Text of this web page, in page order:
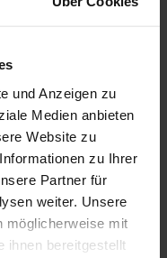
und Anzeigen zu
Medien anbieten
Website zu
zu Ihrer
Partner für
weiter. Unsere
möglicherweise mit
ihnen bereitgestellt
€ 1.709p.p.
Nederland